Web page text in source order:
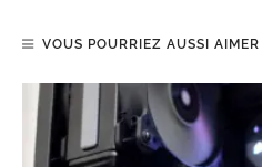
VOUS POURRIEZ AUSSI AIMER